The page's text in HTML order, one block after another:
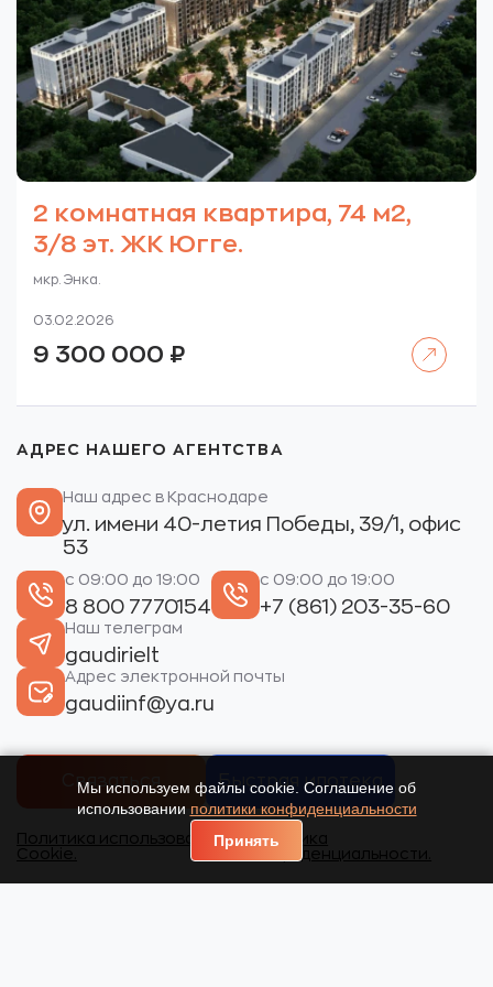
2 комнатная квартира, 74 м2,
3/8 эт. ЖК Югге.
мкр. Энка.
03.02.2026
9 300 000 ₽
АДРЕС НАШЕГО АГЕНТСТВА
Наш адрес в Краснодаре
ул. имени 40-летия Победы, 39/1, офис
53
с 09:00 до 19:00
8 800 7770154
с 09:00 до 19:00
+7 (861) 203-35-60
Наш телеграм
gaudirielt
Адрес электронной почты
gaudiinf@ya.ru
Связаться Быстрая ипотека
Политика использования
Cookie.
Политика
конфиденциальности.
Мы используем файлы cookie. Соглашение об
использовании политики конфиденциальности
Принять